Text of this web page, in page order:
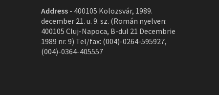
Address - 400105 Kolozsvár, 1989.
december 21. u. 9. sz. (Román nyelven:
400105 Cluj-Napoca, B-dul 21 Decembrie
1989 nr. 9) Tel/fax: (004)-0264-595927,
(004)-0364-405557